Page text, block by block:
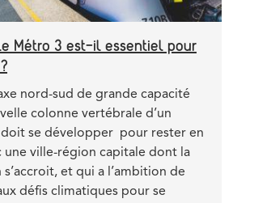
de
Métro 3 est-il essentiel pour
nord-sud de grande capacité
colonne vertébrale d’un
doit se développer pour rester en
une ville-région capitale dont la
et qui a l’ambition de
défis climatiques pour se